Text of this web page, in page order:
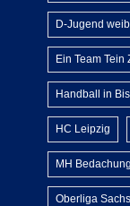
D-Jugend
Ein Team Tein
Handball in
HC Leipzig
MH
Oberliga